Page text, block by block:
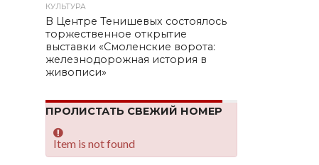
КУЛЬТУРА
В Центре Тенишевых состоялось
торжественное открытие
выставки «Смоленские ворота:
железнодорожная история в
живописи»
ПРОЛИСТАТЬ СВЕЖИЙ НОМЕР
Item is not found